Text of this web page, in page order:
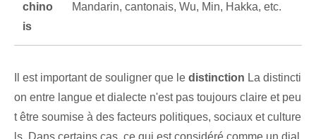
chino
is
Mandarin, cantonais, Wu, Min, Hakka, etc.
Il est important de souligner que le distinction La distincti
on entre langue et dialecte n'est pas toujours claire et peu
t être soumise à des facteurs politiques, sociaux et culture